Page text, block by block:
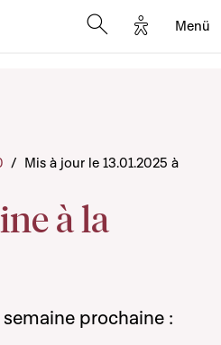
Options
Menü
à la
/ Mis à jour le 13.01.2025 à
prochaine :